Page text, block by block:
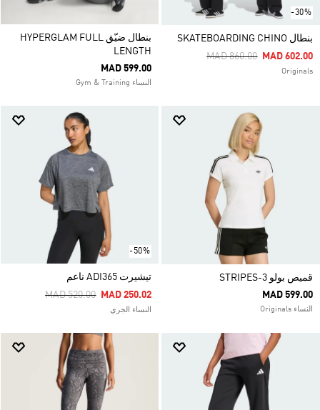
-30%
بنطال SKATEBOARDING CHINO
Price Reduced From
MAD 860.00ToMAD 602.00
Originals
بنطال ضيّق HYPERGLAM FULL
LENGTH
MAD 599.00
النساء Gym & Training
قميص بولو 3-STRIPES
MAD 599.00
النساء Originals
-50%
تيشيرت ADI365 ناعم
Price Reduced From
MAD 520.00ToMAD 250.02
النساء الجري